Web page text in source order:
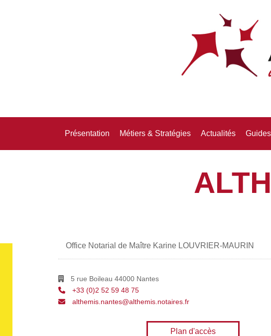
Présentation Métiers & Stratégies Actualités
Office Notarial de Maître Karine LOUVRIER-MAURIN
5 rue Boileau 44000 Nantes
+33 (0)2 52 59 48 75
althemis.nantes@althemis.notaires.fr
Plan d'accès